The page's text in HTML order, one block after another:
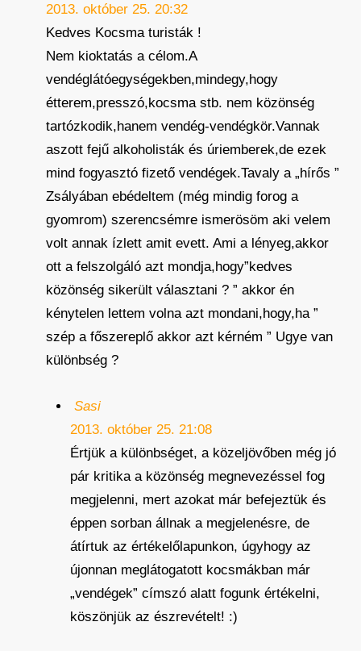
2013. október 25. 20:32
Kedves Kocsma turisták !
Nem kioktatás a célom.A
vendéglátóegységekben,mindegy,hogy
étterem,presszó,kocsma stb. nem közönség
tartózkodik,hanem vendég-vendégkör.Vannak
aszott fejű alkoholisták és úriemberek,de ezek
mind fogyasztó fizető vendégek.Tavaly a „hírős ”
Zsályában ebédeltem (még mindig forog a
gyomrom) szerencsémre ismerösöm aki velem
volt annak ízlett amit evett. Ami a lényeg,akkor
ott a felszolgáló azt mondja,hogy”kedves
közönség sikerült választani ? ” akkor én
kénytelen lettem volna azt mondani,hogy,ha ”
szép a főszereplő akkor azt kérném ” Ugye van
különbség ?
Sasi
2013. október 25. 21:08
Értjük a különbséget, a közeljövőben még jó
pár kritika a közönség megnevezéssel fog
megjelenni, mert azokat már befejeztük és
éppen sorban állnak a megjelenésre, de
átírtuk az értékelőlapunkon, úgyhogy az
újonnan meglátogatott kocsmákban már
„vendégek” címszó alatt fogunk értékelni,
köszönjük az észrevételt! :)